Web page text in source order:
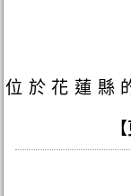
位於花蓮縣
【